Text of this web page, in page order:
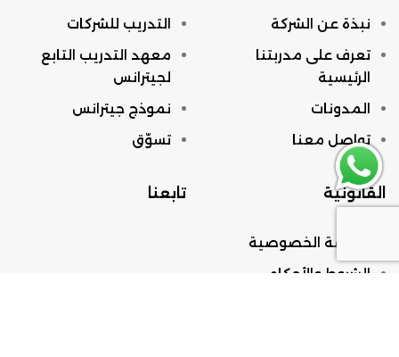
نبذة عن الشركة
تعرف على مدربتنا
الرئيسية
المدونات
تواصل معنا
التدريب للشركات
معهد التدريب التابع
لجيترانس
نموذج جيترانس
تسوّق
القانونية
سياسة الخصوصية
الشروط والأحكام
تابعنا